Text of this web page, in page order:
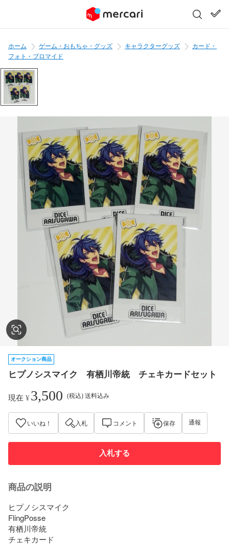
ホーム ゲーム・おもちゃ・グッズ キャラクターグッズ
カード・
フォト・ブロマイド
オークション商品
ヒプノシスマイク 有栖川帝統 チェキカードセット
現在 ¥3,500 (税込) 送料込み
いいね！ 入札 コメント 保存 通報
入札する
商品の説明
ヒプノシスマイク
FlingPosse
有栖川帝統
チェキカード